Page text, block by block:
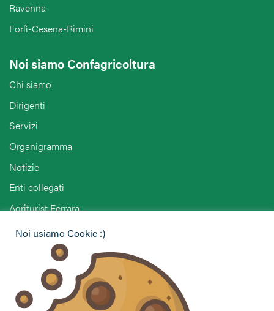
Ravenna
Forlì-Cesena-Rimini
Noi siamo Confagricoltura
Chi siamo
Dirigenti
Servizi
Organigramma
Notizie
Enti collegati
Agriturist Ferrara
ENAPA Modena
Hai bisogno di informazioni?
Vuoi contattarci per ricevere assistenza, lasciare un
commento o chiedere informazioni?
Noi usiamo Cookie :)